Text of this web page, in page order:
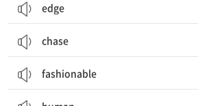
edge
chase
fashionable